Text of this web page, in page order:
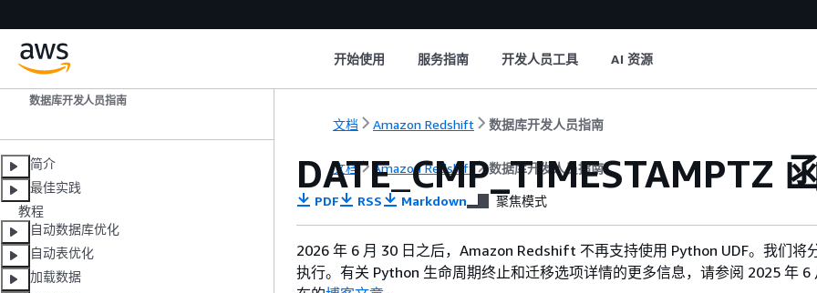
开始使用 服务指南 开发人员工具 AI 资源
Amazon Redshift
数据库开发人员指南
简介
最佳实践
教程
自动数据库优化
自动表优化
加载数据
文档 Amazon Redshift 数据库开发人员指南
文档 Amazon Redshift 数据库开发人员指南
DATE_CMP_TIMESTAMPTZ
PDF RSS Markdown 聚焦模式
2026 年 6 月 30 日之后，Amazon Redshift 不再支持使用 Python UDF。我们将
执行。有关 Python 生命周期终止和迁移选项详情的更多信息，请参阅 2025 年 6